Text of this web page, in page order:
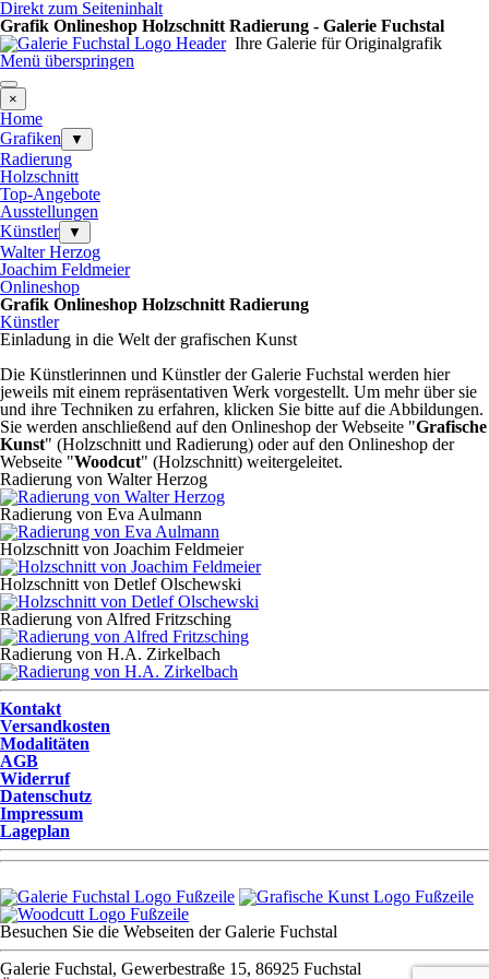
Direkt zum Seiteninhalt
Grafik Onlineshop Holzschnitt Radierung - Galerie Fuchstal
Ihre Galerie für Originalgrafik
Menü überspringen
×
Home
Grafiken
▼
Radierung
Holzschnitt
Top-Angebote
Ausstellungen
Künstler
▼
Walter Herzog
Joachim Feldmeier
Onlineshop
Grafik Onlineshop Holzschnitt Radierung
Künstler
Einladung in die Welt der grafischen Kunst
Die Künstlerinnen und Künstler der Galerie Fuchstal werden hier
jeweils mit einem repräsentativen Werk vorgestellt. Um mehr über sie
und ihre Techniken zu erfahren, klicken Sie bitte auf die Abbildungen.
Sie werden anschließend auf den Onlineshop der Webseite "Grafische
Kunst" (Holzschnitt und Radierung) oder auf den Onlineshop der
Webseite "Woodcut" (Holzschnitt) weitergeleitet.
Radierung von Walter Herzog
Radierung von Eva Aulmann
Holzschnitt von Joachim Feldmeier
Holzschnitt von Detlef Olschewski
Radierung von Alfred Fritzsching
Radierung von H.A. Zirkelbach
Kontakt
Versandkosten
Modalitäten
AGB
Widerruf
Datenschutz
Impressum
Lageplan
Besuchen Sie die Webseiten der Galerie Fuchstal
Galerie Fuchstal, Gewerbestraße 15, 86925 Fuchstal